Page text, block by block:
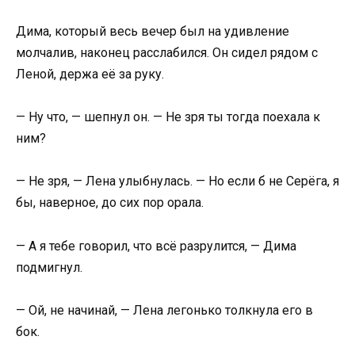
Дима, который весь вечер был на удивление
молчалив, наконец расслабился. Он сидел рядом с
Леной, держа её за руку.
— Ну что, — шепнул он. — Не зря ты тогда поехала к
ним?
— Не зря, — Лена улыбнулась. — Но если б не Серёга, я
бы, наверное, до сих пор орала.
— А я тебе говорил, что всё разрулится, — Дима
подмигнул.
— Ой, не начинай, — Лена легонько толкнула его в
бок.